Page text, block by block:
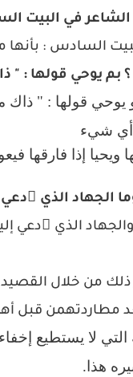
الشاعر في البيت
السادس : بأنها
بم يوحي قولها : "
قولها : " ذاك
أي شيء
إذا فارقها
الجهاد الذي ُدعي
والجهاد الذي ُدعي
ذلك من خلال
مطاردتهمن قبل
لا يستطيع
هذا.